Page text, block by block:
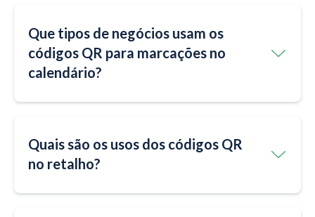
Que tipos de negócios usam os
códigos QR para marcações no
calendário?
Quais são os usos dos códigos QR
no retalho?